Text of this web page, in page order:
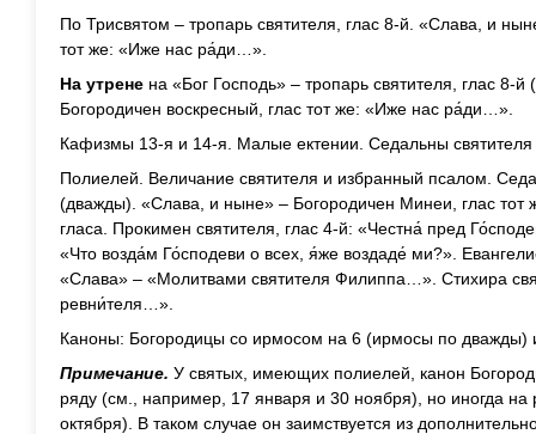
По Трисвятом – тропарь святителя, глас 8-й. «Слава, и
тот же: «Иже нас ра́ди…».
На утрене на «Бог Господь» – тропарь святителя, глас
Богородичен воскресный, глас тот же: «Иже нас ра́ди…».
Кафизмы 13-я и 14-я. Малые ектении. Седальны
Полиелей. Величание святителя и избранный псалом.
(дважды). «Слава, и ныне» – Богородичен Минеи, глас тот
гласа. Прокимен святителя, глас 4-й: «Честна́ пред
«Что возда́м Го́сподеви о всех, я́же воздаде́ ми?».
«Слава» – «Молитвами святителя Филиппа…». Стихира
ревни́теля…».
Каноны: Богородицы со ирмосом на 6 (ирмосы по дважды)
Примечание. У святых, имеющих полиелей, канон
ряду (см., например, 17 января и 30 ноября), но иногда на
октября). В таком случае он заимствуется из